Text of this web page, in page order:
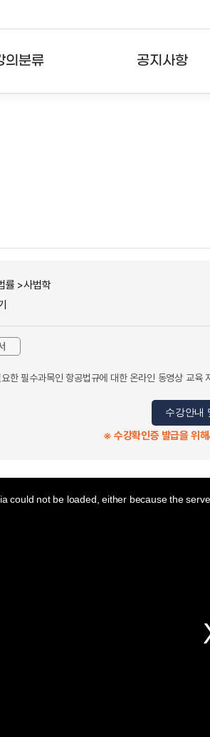
의분류 공지사항
률 >사법학
한 필수과목인 항공법규에 대한 온라인 동영상 교육
수강안내
※ 수강확인증 발급을 위
could not be loaded, either because the